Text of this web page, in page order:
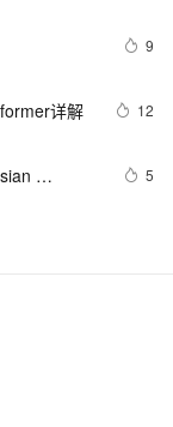
9
详解 12
5
试技巧
手，再进
，掌握它